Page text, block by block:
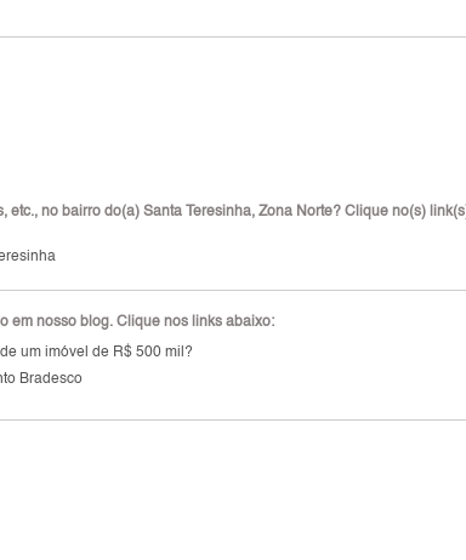
no bairro do(a) Santa Teresinha, Zona Norte? Clique no(s)
em nosso blog. Clique nos links abaixo:
um imóvel de R$ 500 mil?
Bradesco